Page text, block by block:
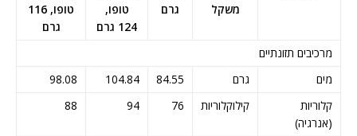
משקל
גרם
טופו,
124 גרם
טופו, 116
גרם
מרכיבים תזונתיים
מים
גרם 84.55
104.84
98.08
קלוריות
(אנרגיה)
קילוקלוריות 76
94
88